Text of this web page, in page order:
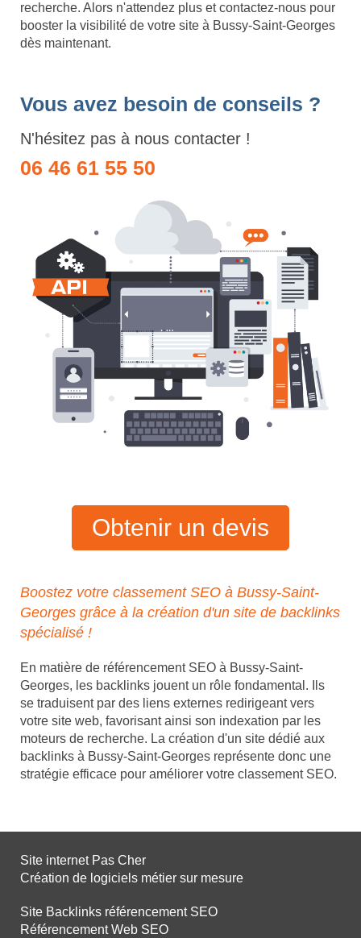
recherche. Alors n'attendez plus et contactez-nous pour
booster la visibilité de votre site à Bussy-Saint-Georges
dès maintenant.
Vous avez besoin de conseils ?
N'hésitez pas à nous contacter !
06 46 61 55 50
Obtenir un devis
Boostez votre classement SEO à Bussy-Saint-
Georges grâce à la création d'un site de backlinks
spécialisé !
En matière de référencement SEO à Bussy-Saint-
Georges, les backlinks jouent un rôle fondamental. Ils
se traduisent par des liens externes redirigeant vers
votre site web, favorisant ainsi son indexation par les
moteurs de recherche. La création d'un site dédié aux
backlinks à Bussy-Saint-Georges représente donc une
stratégie efficace pour améliorer votre classement SEO.
Site internet Pas Cher
Création de logiciels métier sur mesure
Site Backlinks référencement SEO
Référencement Web SEO